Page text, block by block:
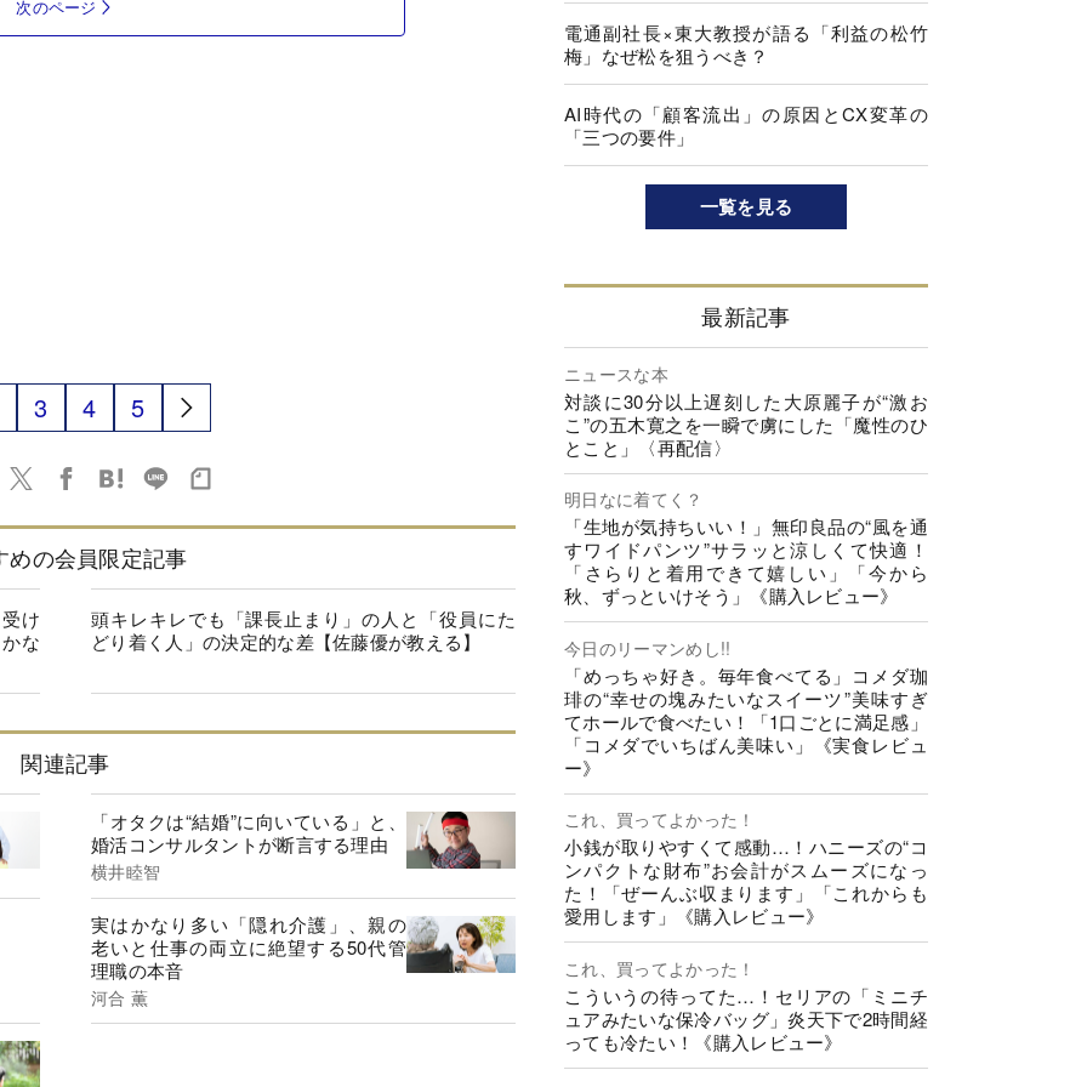
次のページ
3 4 5
めの会員限定記事
け
な
頭キレキレでも「課長止まり」の人と「役員にた
どり着く人」の決定的な差【佐藤優が教える】
関連記事
「オタクは“結婚”に向いている」と、
婚活コンサルタントが断言する理由
横井睦智
実はかなり多い「隠れ介護」、親の
老いと仕事の両立に絶望する50代管
理職の本音
河合 薫
電通副社長×東大教授が語る「利益の松竹
梅」なぜ松を狙うべき？
AI時代の「顧客流出」の原因とCX変革の
「三つの要件」
一覧を見る
最新記事
ニュースな本
対談に30分以上遅刻した大原麗子が“激お
こ”の五木寛之を一瞬で虜にした「魔性のひ
とこと」〈再配信〉
明日なに着てく？
「生地が気持ちいい！」無印良品の“風を通
すワイドパンツ”サラッと涼しくて快適！
「さらりと着用できて嬉しい」「今から
秋、ずっといけそう」《購入レビュー》
今日のリーマンめし!!
「めっちゃ好き。毎年食べてる」コメダ珈
琲の“幸せの塊みたいなスイーツ”美味すぎ
てホールで食べたい！「1口ごとに満足感」
「コメダでいちばん美味い」《実食レビュ
ー》
これ、買ってよかった！
小銭が取りやすくて感動…！ハニーズの“コ
ンパクトな財布”お会計がスムーズになっ
た！「ぜーんぶ収まります」「これからも
愛用します」《購入レビュー》
これ、買ってよかった！
こういうの待ってた…！セリアの「ミニチ
ュアみたいな保冷バッグ」炎天下で2時間経
っても冷たい！《購入レビュー》